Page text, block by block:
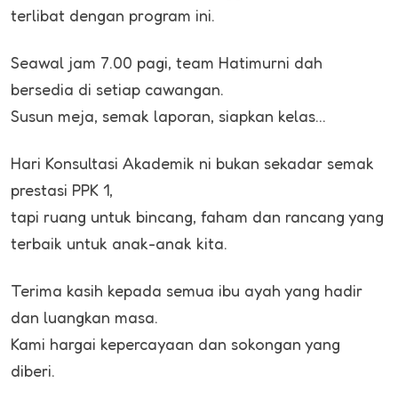
terlibat dengan program ini.
Seawal jam 7.00 pagi, team Hatimurni dah
bersedia di setiap cawangan.
Susun meja, semak laporan, siapkan kelas…
Hari Konsultasi Akademik ni bukan sekadar semak
prestasi PPK 1,
tapi ruang untuk bincang, faham dan rancang yang
terbaik untuk anak-anak kita.
Terima kasih kepada semua ibu ayah yang hadir
dan luangkan masa.
Kami hargai kepercayaan dan sokongan yang
diberi.